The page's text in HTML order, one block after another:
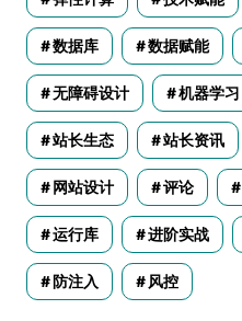
数据库 数据赋能
无障碍设计 机器学习
站长生态 站长资讯
网站设计 评论
运行库 进阶实战
防注入 风控